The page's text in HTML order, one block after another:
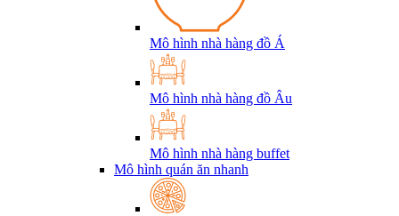
Mô hình nhà hàng đồ Á
Mô hình nhà hàng đồ Âu
Mô hình nhà hàng buffet
Mô hình quán ăn nhanh